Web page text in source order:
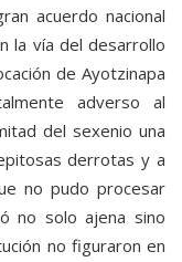
acuerdo nacional
la vía del desarrollo
de Ayotzinapa
adverso al
del sexenio una
derrotas y a
no pudo procesar
no solo ajena sino
no figuraron en